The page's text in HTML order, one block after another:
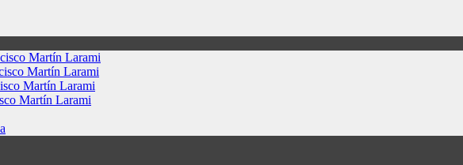
Martín Larami
Martín Larami
Martín Larami
Martín Larami